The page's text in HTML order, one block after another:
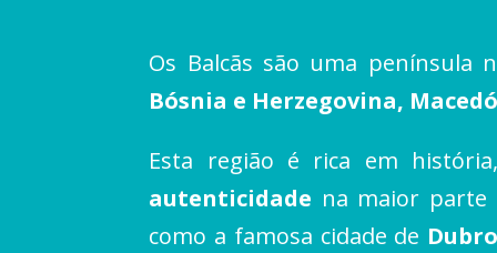
Os Balcãs são uma península
Bósnia e Herzegovina,
Esta região é rica em
autenticidade na maior parte
como a famosa cidade de